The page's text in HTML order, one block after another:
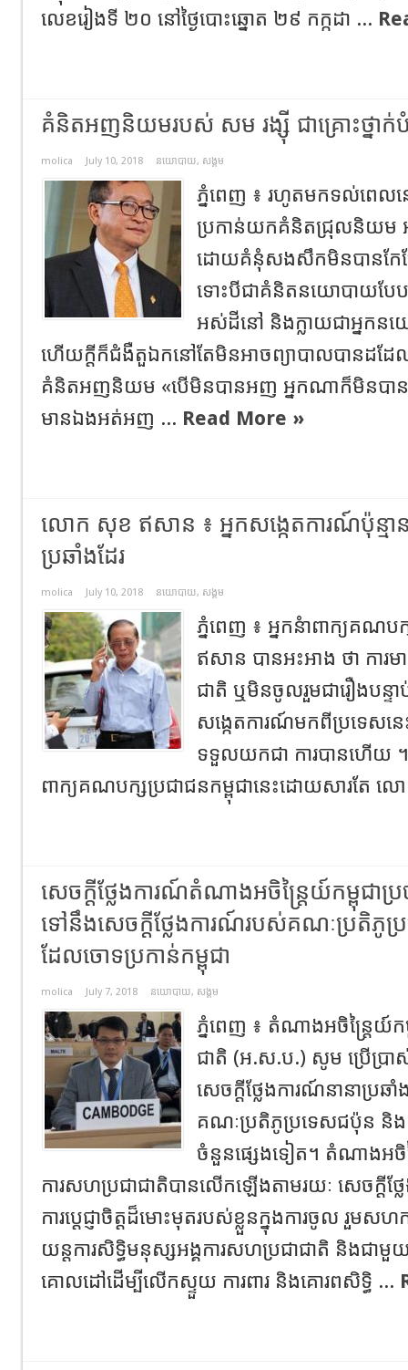
លេខរៀងទី ២០ នៅថ្ងៃបោះឆ្នោត ២៩ កក្កដា ...
គំនិតអញនិយមរបស់ សម រង្ស៊ី ជាគ្រោះថ្នាក់
molica July 10, 2018 នយោបាយ, សង្គម
ភ្នំពេញ ៖ រហូតមកទល់ពេល
ប្រកាន់យកគំនិតជ្រុលនិយម
ដោយគំនុំសងសឹកមិនបានកែប្រ
ទោះបីជាគំនិតនយោបាយបែប
អស់ដីនៅ និងក្លាយជាអ្នកនយ
ហើយក្តីក៏ជំងឺតួឯកនៅតែមិនអាចព្យាបាលបានដដ
គំនិតអញនិយម «បើមិនបានអញ អ្នកណាក៏មិនបា
មានឯងអត់អញ ... Read More »
លោក សុខ ឥសាន ៖ អ្នកសង្កេតការណ៍ប៉ុន្ម
ប្រឆាំងដែរ
molica July 10, 2018 នយោបាយ, សង្គម
ភ្នំពេញ ៖ អ្នកនំាពាក្យគណ
ឥសាន បានអះអាង ថា ការ
ជាតិ ឬមិនចូលរួមជារឿងបន្ទ
សង្កេតការណ៍មកពីប្រទេសនេ
ទទួលយកជា ការបានហើយ ។
ពាក្យគណបក្សប្រជាជនកម្ពុជានេះដោយសារតែ ល
សេចក្តីថ្លែងការណ៍តំណាងអចិន្ត្រៃយ៍កម្ពុជា
ទៅនឹងសេចក្តីថ្លែងការណ៍របស់គណៈប្រតិភូ
ដែលចោទប្រកាន់កម្ពុជា
molica July 7, 2018 នយោបាយ, សង្គម
ភ្នំពេញ ៖ តំណាងអចិន្ត្រៃយ៍ក
ជាតិ (អ.ស.ប.) សូម ប្រើប្រា
សេចក្តីថ្លែងការណ៍នានាប្រឆ
គណៈប្រតិភូប្រទេសជប៉ុន និ
ចំនួនផ្សេងទៀត។ តំណាងអចិន្ត្
ការសហប្រជាជាតិបានលើកឡើងតាមរយៈ សេចក្តីថ្ល
ការប្តេជ្ញាចិត្តដ៏មោះមុតរបស់ខ្លួនក្នុងការចូល រួមស
យន្តការសិទ្ធិមនុស្សអង្គការសហប្រជាជាតិ និងជា
គោលដៅដើម្បីលើកស្ទួយ ការពារ និងគោរពសិទ្ធិ ...